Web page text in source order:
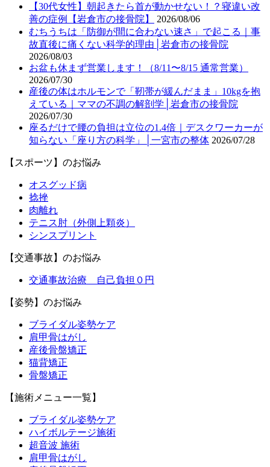
【30代女性】朝起きたら首が動かせない！？寝違い改
善の症例【岩倉市の接骨院】
2026/08/06
むちうちは「防御が間に合わない速さ」で起こる｜事
故直後に痛くない科学的理由│岩倉市の接骨院
2026/08/03
お盆も休まず営業します！（8/11〜8/15 通常営業）
2026/07/30
産後の体はホルモンで「靭帯が緩んだまま」10kgを抱
えている｜ママの不調の解剖学│岩倉市の接骨院
2026/07/30
座るだけで腰の負担は立位の1.4倍｜デスクワーカーが
知らない「座り方の科学」│一宮市の整体 2026/07/28
【スポーツ】のお悩み
オスグッド病
捻挫
肉離れ
テニス肘（外側上顆炎）
シンスプリント
【交通事故】のお悩み
交通事故治療 自己負担０円
【姿勢】のお悩み
ブライダル姿勢ケア
肩甲骨はがし
産後骨盤矯正
猫背矯正
骨盤矯正
【施術メニュー一覧】
ブライダル姿勢ケア
ハイボルテージ施術
超音波 施術
肩甲骨はがし